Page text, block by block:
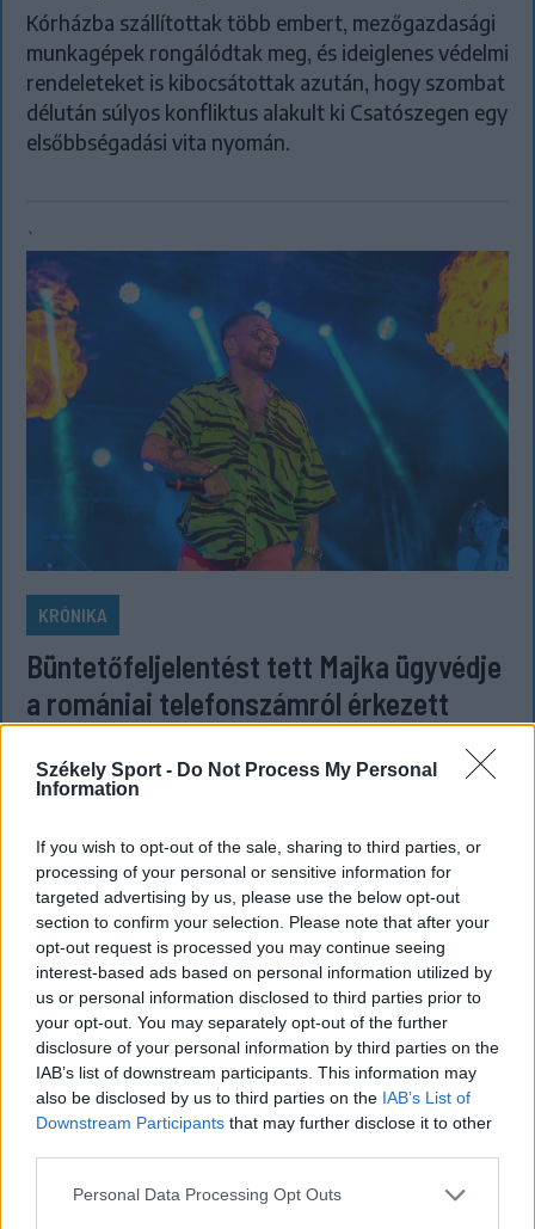
Székely Sport - Do Not Process My Personal
Information
If you wish to opt-out of the sale, sharing to third parties, or
processing of your personal or sensitive information for
targeted advertising by us, please use the below opt-out
section to confirm your selection. Please note that after your
opt-out request is processed you may continue seeing
interest-based ads based on personal information utilized by
us or personal information disclosed to third parties prior to
your opt-out. You may separately opt-out of the further
disclosure of your personal information by third parties on the
IAB’s list of downstream participants. This information may
also be disclosed by us to third parties on the IAB’s List of
Downstream Participants that may further disclose it to other
Personal Data Processing Opt Outs
Kórházba szállítottak több embert, mezőgazdasági
munkagépek rongálódtak meg, és ideiglenes védelmi
rendeleteket is kibocsátottak azután, hogy szombat
délután súlyos konfliktus alakult ki Csatószegen egy
elsőbbségadási vita nyomán.
`
KRÓNIKA
Büntetőfeljelentést tett Majka ügyvédje
a romániai telefonszámról érkezett
Büntetőfeljelentést tett csütörtökön Majka
Feszt fesztiválra tervezett koncert lemondását
kiváltó fenyegetés ügyében.